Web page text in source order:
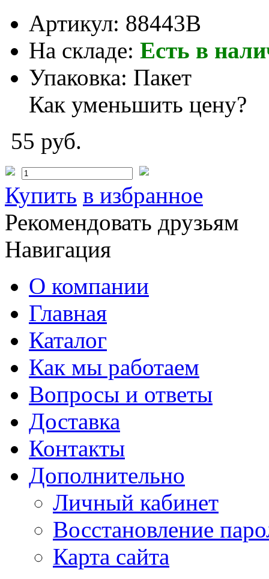
Артикул: 88443B
На складе: Есть в
Упаковка: Пакет
Как уменьшить цену?
55 руб.
Купить в избранное
Рекомендовать друзьям
Навигация
О компании
Главная
Каталог
Как мы работаем
Вопросы и ответы
Доставка
Контакты
Дополнительно
Личный кабинет
Восстановление
Карта сайта